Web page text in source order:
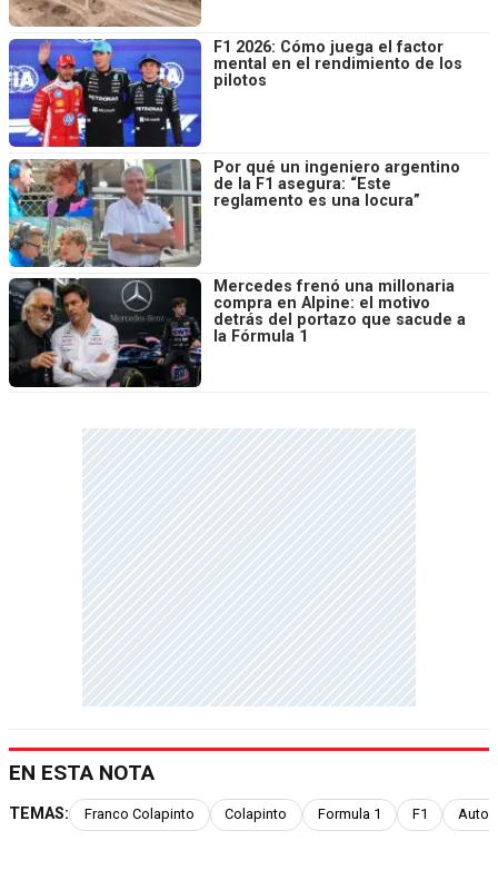
F1 2026: Cómo juega el factor
mental en el rendimiento de los
pilotos
Por qué un ingeniero argentino
de la F1 asegura: “Este
reglamento es una locura”
Mercedes frenó una millonaria
compra en Alpine: el motivo
detrás del portazo que sacude a
la Fórmula 1
EN ESTA NOTA
TEMAS: Franco Colapinto Colapinto Formula 1 F1 Autos